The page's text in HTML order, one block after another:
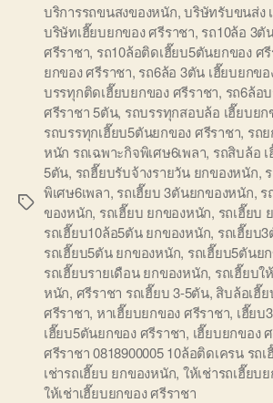
Tags
บริการรถขนสงของหนัก,บริษัทรับขนส่ง
บริษัทเฮี๊ยบยกของ ศรีราชา, รถ10ล้อ 3ตั
ศรีราชา, รถ10ล้อติดเฮี๊ยบ5ตันยกของ ศ
ยกของ ศรีราชา, รถ6ล้อ 3ตัน เฮี๊ยบยกขอ
บรรทุกติดเฮี๊ยบยกของ ศรีราชา, รถ6ล้อ
ศรีราชา 5ตัน, รถบรรทุกสอบล้อ เฮี๊ยบย
รถบรรทุกเฮี๊ยบ5ตันยกของ ศรีราชา, รถ
หนัก รถเฉพาะกิจพิเศษ6เพลา, รถสิบล้อ
5ตัน, รถฮี๊ยบรับจ้างรายวัน ยกของหนัก,
พิเศษ6เพลา, รถเฮี๊ยบ 3ตันยกของหนัก, ร
ของหนัก, รถเฮี๊ยบ ยกของหนัก, รถเฮี๊ยบ
รถเฮี๊ยบ10ล้อ5ตัน ยกของหนัก, รถเฮี๊ยบ
รถเฮี๊ยบ5ตัน ยกของหนัก, รถเฮี๊ยบ5ตันย
รถเฮี๊ยบรายเดือน ยกของหนัก, รถเฮี๊ยบใ
หนัก, ศรีราชา รถเฮี๊ยบ 3-5ตัน, สิบล้อเฮี๊
ศรีราชา, หาเฮี๊ยบยกของ ศรีราชา, เฮี๊ยบ
เฮี๊ยบ5ตันยกของ ศรีราชา, เฮี๊ยบยกของ
ศรีราชา 0818900005 10ล้อติดเครน รถ
เช่ารถเฮี๊ยบ ยกของหนัก, ให้เช่ารถเฮี๊ยบ
ให้เช่าเฮี๊ยบยกของ ศรีราชา